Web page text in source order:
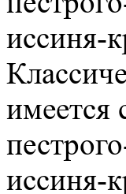
иссиня-
имеется
иссиня-